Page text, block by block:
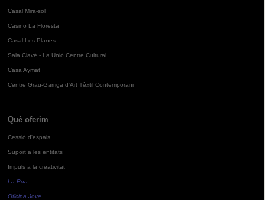
Casal Mira-sol
Casino La Floresta
Casal Les Planes
Sala Clavé - La Unió Centre Cultural
Casa Aymat
Centre Grau-Garriga d'Art Tèxtil Contemporani
Què oferim
Cessió d'espais
Suport a les entitats
Impuls a la creativitat
La Pua
Oficina Jove